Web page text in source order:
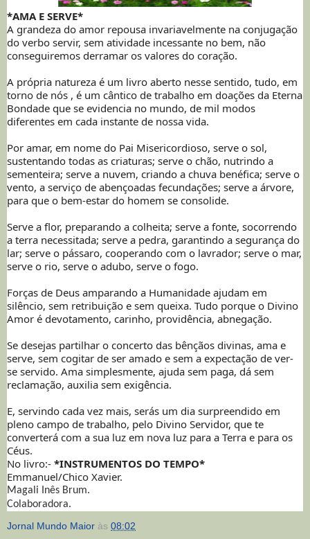
*AMA E SERVE*
A grandeza do amor repousa invariavelmente na conjugação
do verbo servir, sem atividade incessante no bem, não
conseguiremos derramar os valores do coração.
A própria natureza é um livro aberto nesse sentido, tudo, em
torno de nós , é um cântico de trabalho em doações da Eterna
Bondade que se evidencia no mundo, de mil modos
diferentes em cada instante de nossa vida.
Por amar, em nome do Pai Misericordioso, serve o sol,
sustentando todas as criaturas; serve o chão, nutrindo a
sementeira; serve a nuvem, criando a chuva benéfica; serve o
vento, a serviço de abençoadas fecundações; serve a árvore,
para que o bem-estar do homem se consolide.
Serve a flor, preparando a colheita; serve a fonte, socorrendo
a terra necessitada; serve a pedra, garantindo a segurança do
lar; serve o pássaro, cooperando com o lavrador; serve o mar,
serve o rio, serve o adubo, serve o fogo.
Forças de Deus amparando a Humanidade ajudam em
silêncio, sem retribuição e sem queixa. Tudo porque o Divino
Amor é devotamento, carinho, providência, abnegação.
Se desejas partilhar o concerto das bênçãos divinas, ama e
serve, sem cogitar de ser amado e sem a expectação de ver-
se servido. Ama simplesmente, ajuda sem paga, dá sem
reclamação, auxilia sem exigência.
E, servindo cada vez mais, serás um dia surpreendido em
pleno campo de trabalho, pelo Divino Servidor, que te
converterá com a sua luz em nova luz para a Terra e para os
Céus.
No livro:- *INSTRUMENTOS DO TEMPO*
Emmanuel/Chico Xavier.
Magali Inês Brum.
Colaboradora.
Jornal Mundo Maior às 08:02